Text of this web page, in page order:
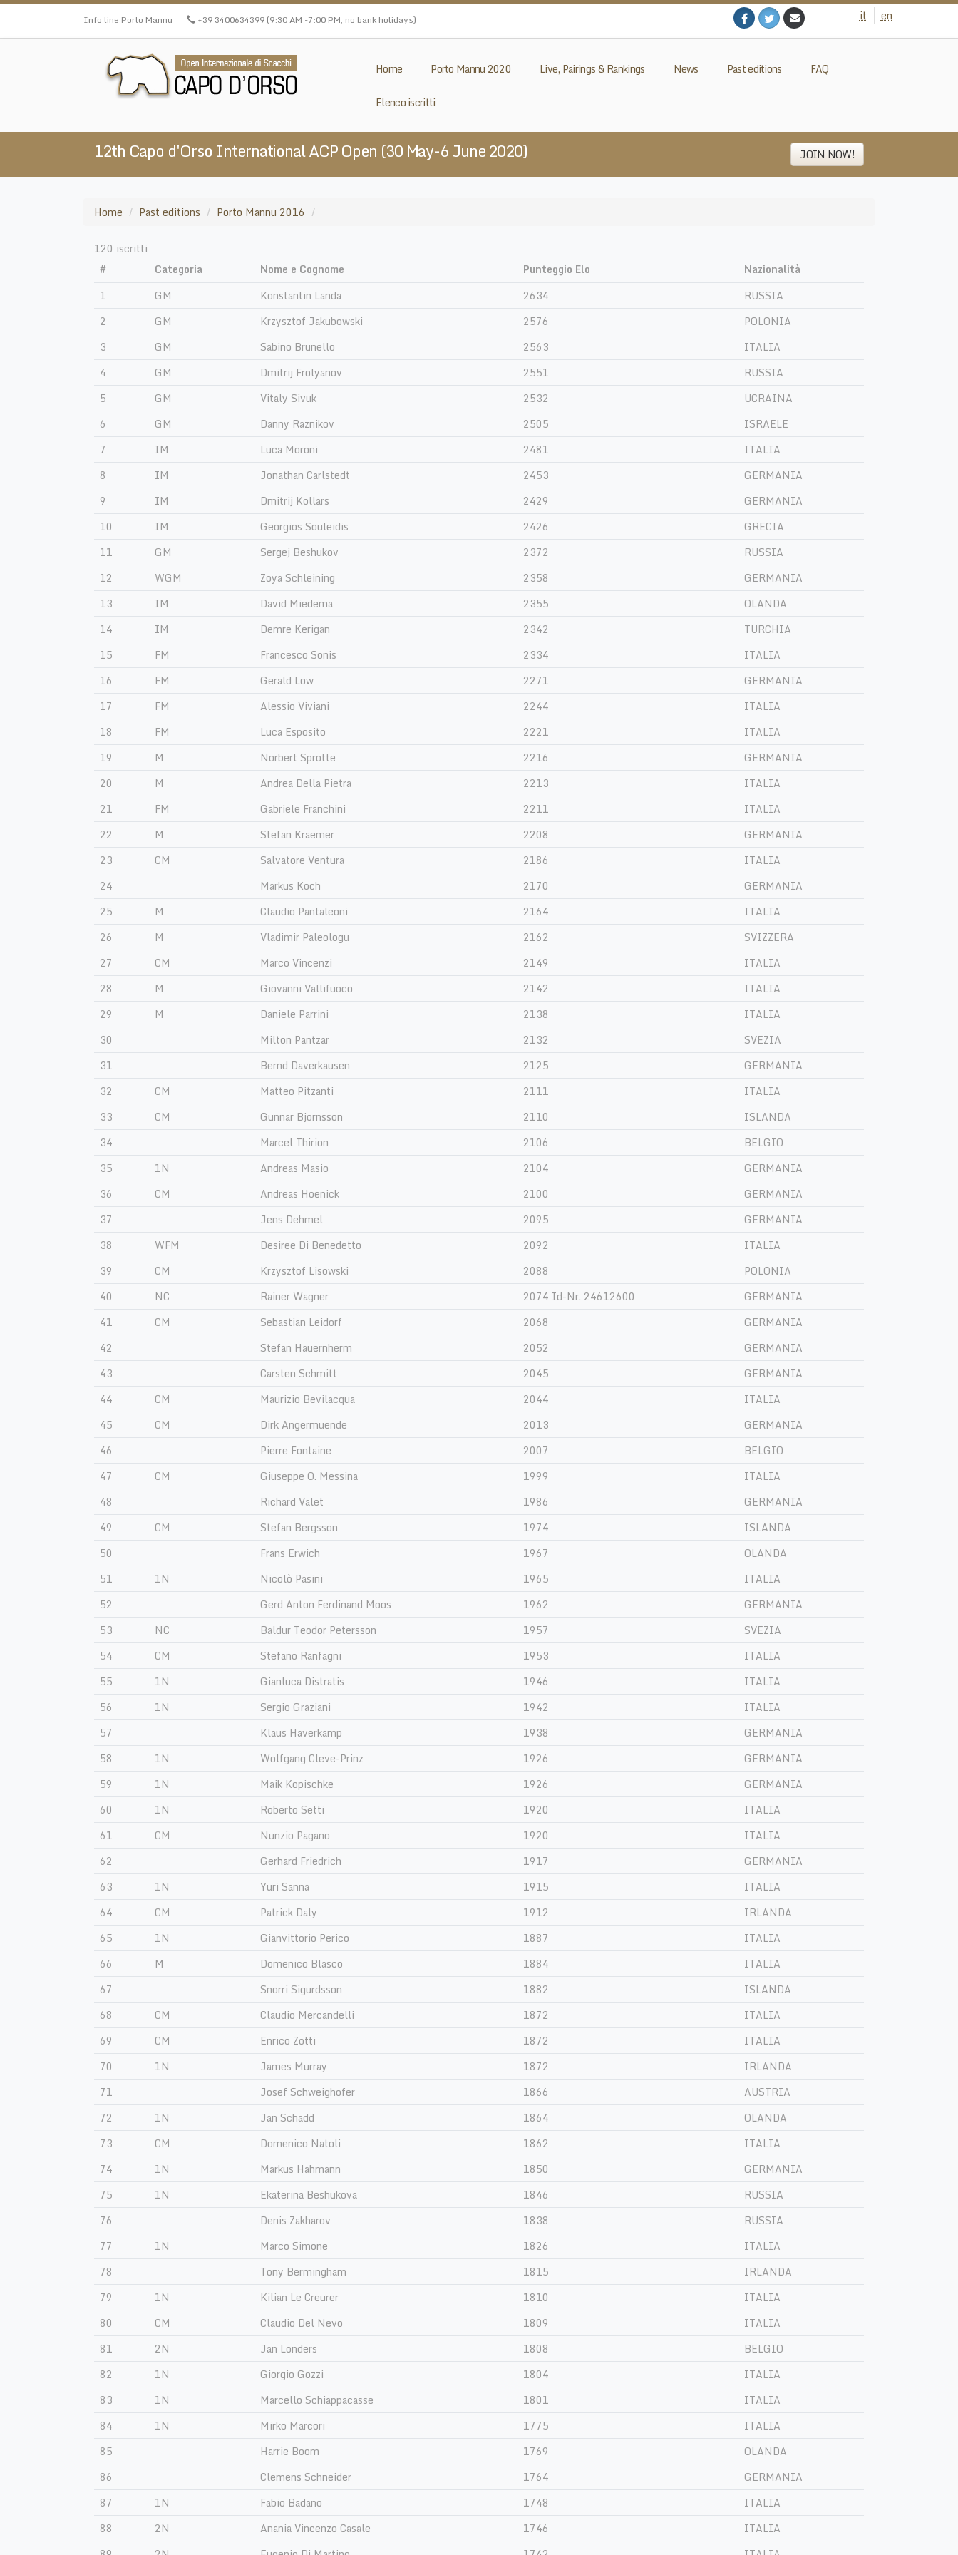
Skip
main
Info line Porto Mannu +39 3400634399 (9:30 AM -7:00 PM, no bank holidays) it en
Home Porto Mannu 2020 Live, Pairings & Rankings News Past editions FAQ
Elenco iscritti
12th Capo d'Orso International ACP Open (30 May-6 June 2020) JOIN NOW!
Home Past editions Porto Mannu 2016
120 iscritti
#
Categoria Nome e Cognome Punteggio Elo
Nazionalità
1
GM Konstantin Landa 2634
RUSSIA
2
GM Krzysztof Jakubowski 2576
POLONIA
3
GM Sabino Brunello 2563
ITALIA
4
GM Dmitrij Frolyanov 2551
RUSSIA
5
GM Vitaly Sivuk 2532
UCRAINA
6
GM Danny Raznikov 2505
ISRAELE
7
IM Luca Moroni 2481
ITALIA
8
IM Jonathan Carlstedt 2453
GERMANIA
9
IM Dmitrij Kollars 2429
GERMANIA
10
IM Georgios Souleidis 2426
GRECIA
11
GM Sergej Beshukov 2372
RUSSIA
12
WGM Zoya Schleining 2358
GERMANIA
13
IM David Miedema 2355
OLANDA
14
IM Demre Kerigan 2342
TURCHIA
15
FM Francesco Sonis 2334
ITALIA
16
FM Gerald Löw 2271
GERMANIA
17
FM Alessio Viviani 2244
ITALIA
18
FM Luca Esposito 2221
ITALIA
19
M Norbert Sprotte 2216
GERMANIA
20
M Andrea Della Pietra 2213
ITALIA
21
FM Gabriele Franchini 2211
ITALIA
22
M Stefan Kraemer 2208
GERMANIA
23
CM Salvatore Ventura 2186
ITALIA
24
Markus Koch 2170
GERMANIA
25
M Claudio Pantaleoni 2164
ITALIA
26
M Vladimir Paleologu 2162
SVIZZERA
27
CM Marco Vincenzi 2149
ITALIA
28
M Giovanni Vallifuoco 2142
ITALIA
29
M Daniele Parrini 2138
ITALIA
30
Milton Pantzar 2132
SVEZIA
31
Bernd Daverkausen 2125
GERMANIA
32
CM Matteo Pitzanti 2111
ITALIA
33
CM Gunnar Bjornsson 2110
ISLANDA
34
Marcel Thirion 2106
BELGIO
35
1N Andreas Masio 2104
GERMANIA
36
CM Andreas Hoenick 2100
GERMANIA
37
Jens Dehmel 2095
GERMANIA
38
WFM Desiree Di Benedetto 2092
ITALIA
39
CM Krzysztof Lisowski 2088
POLONIA
40
NC Rainer Wagner 2074 Id-Nr. 24612600
GERMANIA
41
CM Sebastian Leidorf 2068
GERMANIA
42
Stefan Hauernherm 2052
GERMANIA
43
Carsten Schmitt 2045
GERMANIA
44
CM Maurizio Bevilacqua 2044
ITALIA
45
CM Dirk Angermuende 2013
GERMANIA
46
Pierre Fontaine 2007
BELGIO
47
CM Giuseppe O. Messina 1999
ITALIA
48
Richard Valet 1986
GERMANIA
49
CM Stefan Bergsson 1974
ISLANDA
50
Frans Erwich 1967
OLANDA
51
1N Nicolò Pasini 1965
ITALIA
52
Gerd Anton Ferdinand Moos 1962
GERMANIA
53
NC Baldur Teodor Petersson 1957
SVEZIA
54
CM Stefano Ranfagni 1953
ITALIA
55
1N Gianluca Distratis 1946
ITALIA
56
1N Sergio Graziani 1942
ITALIA
57
Klaus Haverkamp 1938
GERMANIA
58
1N Wolfgang Cleve-Prinz 1926
GERMANIA
59
1N Maik Kopischke 1926
GERMANIA
60
1N Roberto Setti 1920
ITALIA
61
CM Nunzio Pagano 1920
ITALIA
62
Gerhard Friedrich 1917
GERMANIA
63
1N Yuri Sanna 1915
ITALIA
64
CM Patrick Daly 1912
IRLANDA
65
1N Gianvittorio Perico 1887
ITALIA
66
M Domenico Blasco 1884
ITALIA
67
Snorri Sigurdsson 1882
ISLANDA
68
CM Claudio Mercandelli 1872
ITALIA
69
CM Enrico Zotti 1872
ITALIA
70
1N James Murray 1872
IRLANDA
71
Josef Schweighofer 1866
AUSTRIA
72
1N Jan Schadd 1864
OLANDA
73
CM Domenico Natoli 1862
ITALIA
74
1N Markus Hahmann 1850
GERMANIA
75
1N Ekaterina Beshukova 1846
RUSSIA
76
Denis Zakharov 1838
RUSSIA
77
1N Marco Simone 1826
ITALIA
78
Tony Bermingham 1815
IRLANDA
79
1N Kilian Le Creurer 1810
ITALIA
80
CM Claudio Del Nevo 1809
ITALIA
81
2N Jan Londers 1808
BELGIO
82
1N Giorgio Gozzi 1804
ITALIA
83
1N Marcello Schiappacasse 1801
ITALIA
84
1N Mirko Marcori 1775
ITALIA
85
Harrie Boom 1769
OLANDA
86
Clemens Schneider 1764
GERMANIA
87
1N Fabio Badano 1748
ITALIA
88
2N Anania Vincenzo Casale 1746
ITALIA